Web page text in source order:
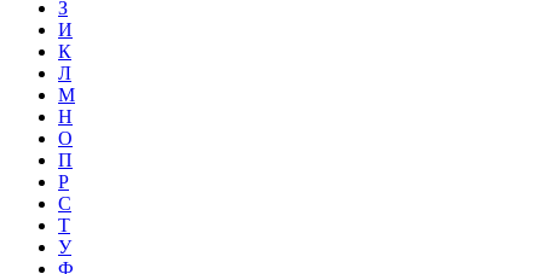
З
И
К
Л
М
Н
О
П
Р
С
Т
У
Ф